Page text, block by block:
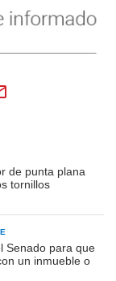
de punta plana
tornillos
Senado para que
un inmueble o